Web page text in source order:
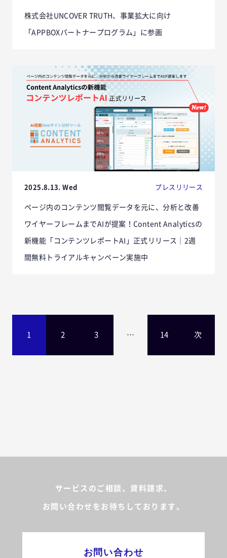
株式会社UNCOVER TRUTH、事業拡大に向け
「APPBOXパートナープログラム」に参画
2025.8.13. Wed プレスリリース
ページ内のコンテンツ閲覧データを元に、分析と改善
ワイヤーフレームまでAIが提案！Content Analyticsの
新機能「コンテンツレポートAI」正式リリース｜2週
間無料トライアルキャンペーン実施中
1 2 3 … 14 次
サービスのご相談、資料請求、
お問い合わせをお待ちしております。
お問い合わせ